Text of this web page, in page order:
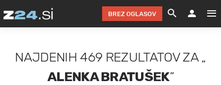
FILM &AVTO
BREZ OGLASOV
NAJDENIH 469 REZULTATOVZA„
ALENKA BRATUŠEK”